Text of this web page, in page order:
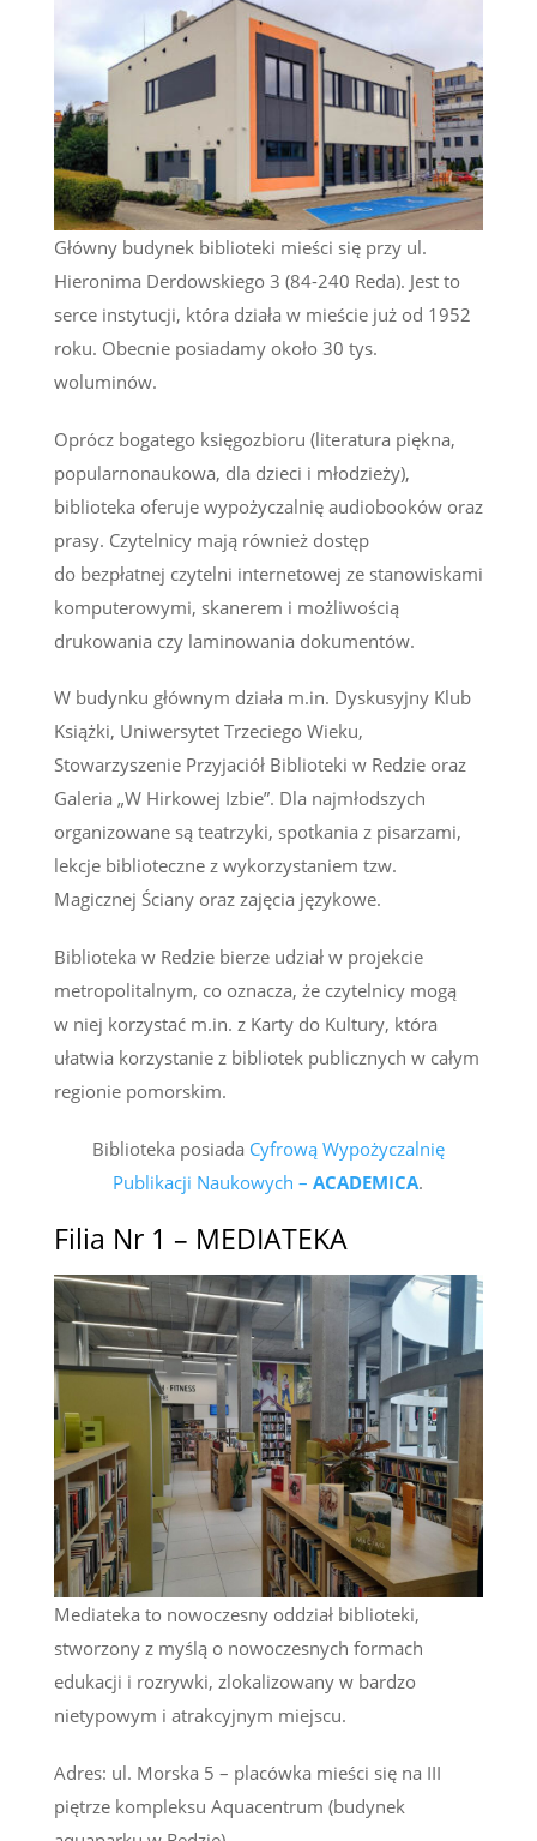
Główny budynek biblioteki mieści się przy ul.
Hieronima Derdowskiego 3 (84-240 Reda). Jest to
serce instytucji, która działa w mieście już od 1952
roku. Obecnie posiadamy około 30 tys.
woluminów.
Oprócz bogatego księgozbioru (literatura piękna,
popularnonaukowa, dla dzieci i młodzieży),
biblioteka oferuje wypożyczalnię audiobooków oraz
prasy. Czytelnicy mają również dostęp
do bezpłatnej czytelni internetowej ze stanowiskami
komputerowymi, skanerem i możliwością
drukowania czy laminowania dokumentów.
W budynku głównym działa m.in. Dyskusyjny Klub
Książki, Uniwersytet Trzeciego Wieku,
Stowarzyszenie Przyjaciół Biblioteki w Redzie oraz
Galeria „W Hirkowej Izbie”. Dla najmłodszych
organizowane są teatrzyki, spotkania z pisarzami,
lekcje biblioteczne z wykorzystaniem tzw.
Magicznej Ściany oraz zajęcia językowe.
Biblioteka w Redzie bierze udział w projekcie
metropolitalnym, co oznacza, że czytelnicy mogą
w niej korzystać m.in. z Karty do Kultury, która
ułatwia korzystanie z bibliotek publicznych w całym
regionie pomorskim.
Biblioteka posiada Cyfrową Wypożyczalnię
Publikacji Naukowych –ACADEMICA.
Filia Nr 1 – MEDIATEKA
Mediateka to nowoczesny oddział biblioteki,
stworzony z myślą o nowoczesnych formach
edukacji i rozrywki, zlokalizowany w bardzo
nietypowym i atrakcyjnym miejscu.
Adres: ul. Morska 5 – placówka mieści się na III
piętrze kompleksu Aquacentrum (budynek